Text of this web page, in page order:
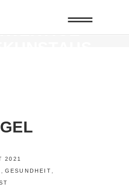
KÜNSTE -
2021
, GESUNDHEIT ,